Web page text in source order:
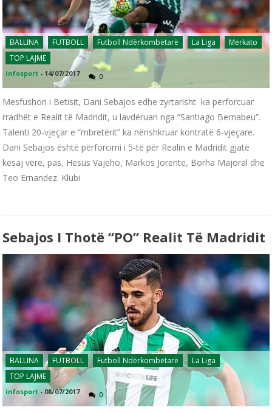
BALLINA FUTBOLL Futboll Ndërkombëtarë La Liga
Merkato
TOP LAJME
infosport - 14/07/2017 0
Mesfushori i Betisit, Dani Sebajos edhe zyrtarisht ka përforcuar
rradhët e Realit të Madridit, u lavdëruan nga “Santiago Bernabeu”.
Talenti 20-vjeçar e “mbretërit” ka nënshkruar kontratë 6-vjeçare.
Dani Sebajos është përforcimi i 5-të për Realin e Madridit gjatë
kësaj vere, pas, Hesus Vajeho, Markos Jorente, Borha Majoral dhe
Teo Ernandez. Klubi
Sebajos I Thotë “PO” Realit Të Madridit
BALLINA FUTBOLL Futboll Ndërkombëtarë
La Liga
TOP LAJME
infosport - 08/07/2017 0